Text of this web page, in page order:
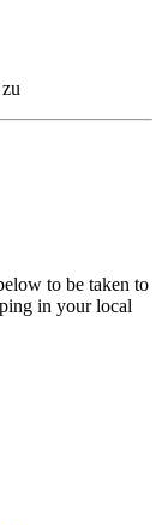
to be taken to
in your local